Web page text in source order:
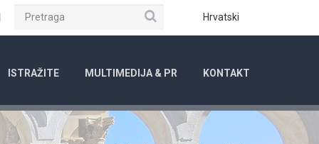
Instagram Hrvatski
Pretraga
ISTRAŽITE MULTIMEDIJA & PR KONTAKT